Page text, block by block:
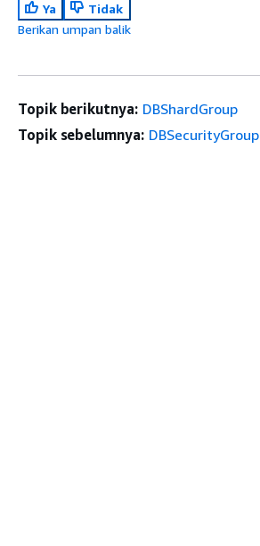
Ya
Tidak
Berikan umpan balik
Topik berikutnya: DBShardGroup
Topik sebelumnya: DBSecurityGroup